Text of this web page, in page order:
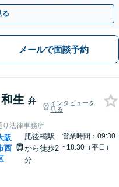
を。
る
メールで面談予約
生 弁
インタビューを
見る
り法律事務所
阪
西
肥後橋駅
から徒歩2
分
営業時間：09:30
~18:30（平日）